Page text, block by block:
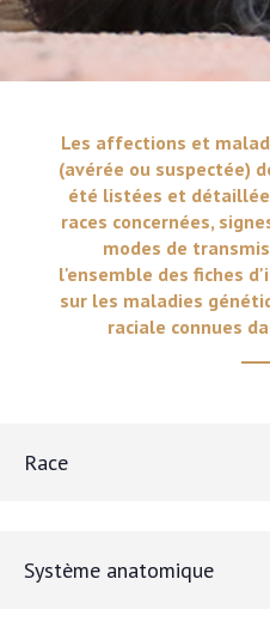
Les affections et
(avérée ou suspectée)
été listées et
races concernées,
modes de
l'ensemble des fiches
sur les maladies
raciale connues
Race
Système anatomique